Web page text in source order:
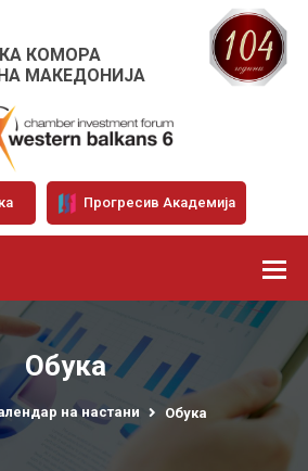
КОМОРА
МАКЕДОНИЈА
Прогресив Академија
Обука
на настани Обука